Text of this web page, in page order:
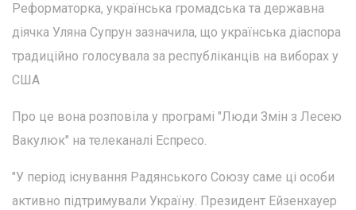
Реформаторка, українська громадська та державна
діячка Уляна Супрун зазначила, що українська діаспора
традиційно голосувала за республіканців на виборах у
США
Про це вона розповіла у програмі "Люди Змін з Лесею
Вакулюк" на телеканалі Еспресо.
"У період існування Радянського Союзу саме ці особи
активно підтримували Україну. Президент Ейзенхауер